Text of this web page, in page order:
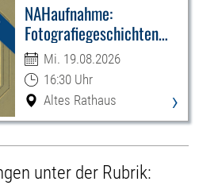
NAHaufnahme:
Fotografiegeschichten
Leipzigs
Mi. 19.08.2026
16:30 Uhr
Altes Rathaus
›
unter der Rubrik: